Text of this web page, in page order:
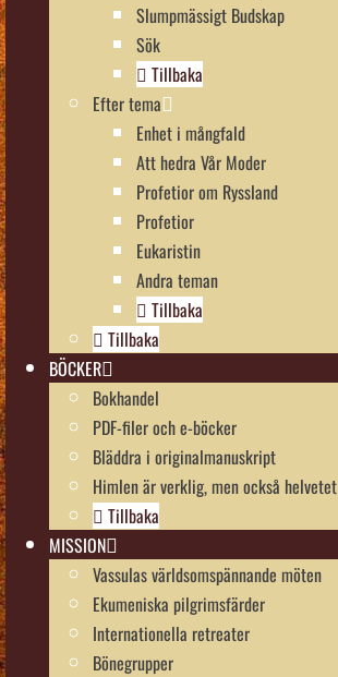
Slumpmässigt Budskap
Sök
Tillbaka
Efter tema
Enhet i mångfald
Att hedra Vår Moder
Profetior om Ryssland
Profetior
Eukaristin
Andra teman
Tillbaka
Tillbaka
BÖCKER
Bokhandel
PDF-filer och e-böcker
Bläddra i originalmanuskript
Himlen är verklig, men också helvetet
Tillbaka
MISSION
Vassulas världsomspännande möten
Ekumeniska pilgrimsfärder
Internationella retreater
Bönegrupper